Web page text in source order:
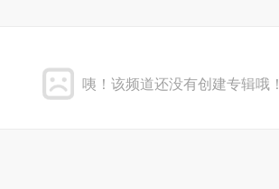
咦！该频道还没有创建专辑哦！